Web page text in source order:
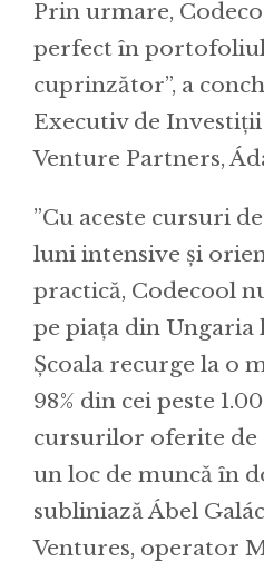
Prin urmare,
perfect în
cuprinzător”, a
Executiv de
Venture Partners,
”Cu aceste cursuri
luni intensive și
practică, Codecool
pe piața din Ungaria
Școala recurge la o
98% din cei peste
cursurilor oferite de
un loc de muncă în
subliniază Ábel
Ventures, operator